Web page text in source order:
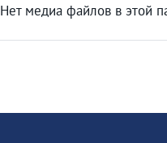
Нет медиа файлов в этой